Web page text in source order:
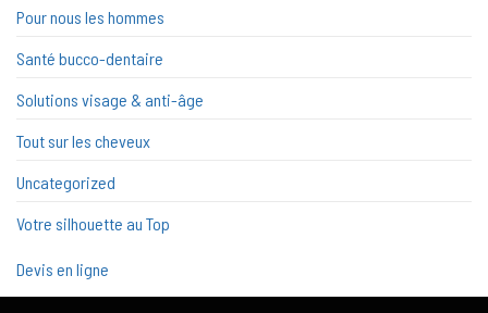
Pour nous les hommes
Santé bucco-dentaire
Solutions visage & anti-âge
Tout sur les cheveux
Uncategorized
Votre silhouette au Top
Devis en ligne